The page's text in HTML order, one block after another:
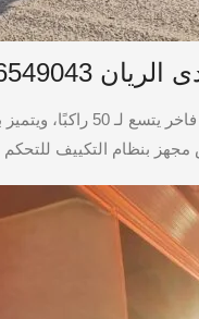
01016549043
باصنا المتاح
مجهز بنظام التكييف